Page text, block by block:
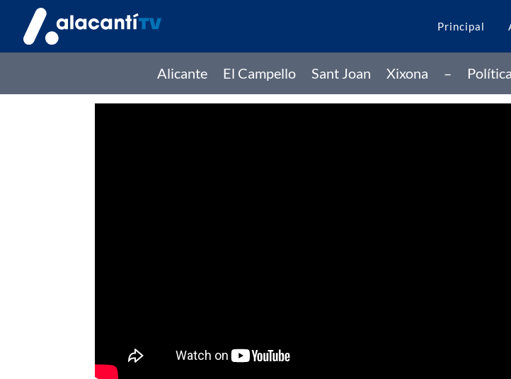
Principal
Alicante El Campello Sant Joan Xixona – Política